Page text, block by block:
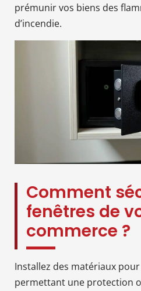
prémunir vos biens des
d’incendie.
Comment
fenêtres de
commerce ?
Installez des matériaux
permettant une protection